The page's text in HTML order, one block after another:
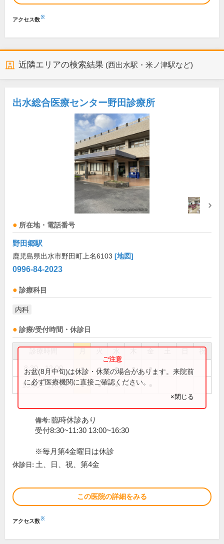
アクセス数※
近隣エリアの検索結果 (西出水駅・米ノ津駅など)
出水総合医療センター野田診療所
所在地・電話番号
野田郷駅
鹿児島県出水市野田町上名6103 [地図]
0996-84-2023
診療科目
内科
診療/受付時間・休診日
祝
8:30～12:00 ● ● ● ● ●
13:00～17:00 ● ● ● ●
お盆(8月中旬)は休診・休業の場合があります。来院前
に必ず医療機関に直接ご確認ください。
×閉じる
備考: 臨時休診あり
受付8:30~11:30 13:00~16:30
※毎月第4金曜日は休診
休診日: 土、日、祝、第4金
この医院の詳細をみる
アクセス数※